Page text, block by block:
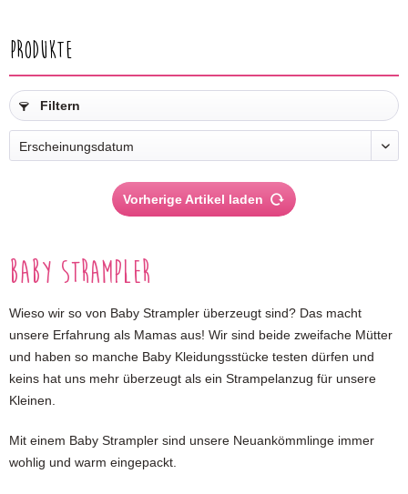
Produkte
Filtern
Vorherige Artikel laden
Baby Strampler
Wieso wir so von Baby Strampler überzeugt sind? Das macht
unsere Erfahrung als Mamas aus! Wir sind beide zweifache Mütter
und haben so manche Baby Kleidungsstücke testen dürfen und
keins hat uns mehr überzeugt als ein Strampelanzug für unsere
Kleinen.
Mit einem Baby Strampler sind unsere Neuankömmlinge immer
wohlig und warm eingepackt.